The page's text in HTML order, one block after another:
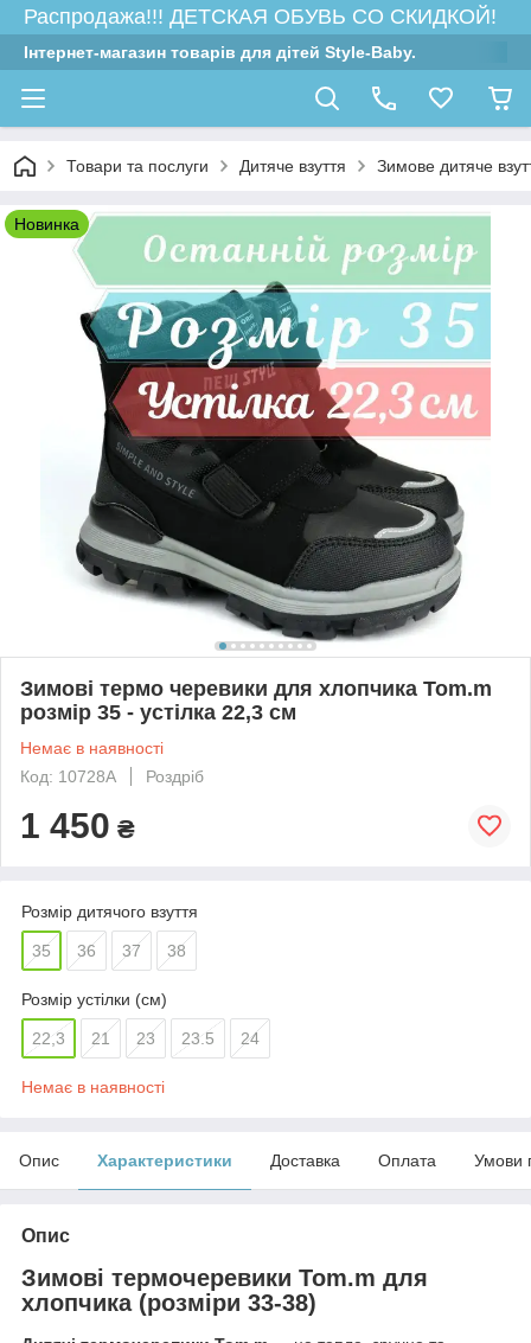
Распродажа!!! ДЕТСКАЯ ОБУВЬ СО СКИДКОЙ!
Інтернет-магазин товарів для дітей Style-Baby.
Товари та послуги Дитяче взуття Зимове дитяче
Новинка
Зимові термо черевики для хлопчика Tom.m
розмір 35 - устілка 22,3 см
Немає в наявності
Код: 10728A
Роздріб
1 450 ₴
Розмір дитячого взуття
35 36 37 38
Розмір устілки (см)
22,3 21 23 23.5 24
Немає в наявності
Опис Характеристики Доставка Оплата Умови
Опис
Зимові термочеревики Tom.m для
хлопчика (розміри 33-38)